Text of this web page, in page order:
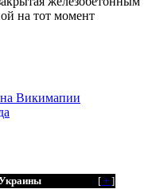
на тот момент
Викимапии
[+ ]